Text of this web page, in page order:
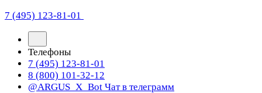
7 (495) 123-81-01
Телефоны
7 (495) 123-81-01
8 (800) 101-32-12
@ARGUS_X_Bot Чат в телеграмм